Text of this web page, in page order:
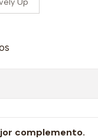
complemento.